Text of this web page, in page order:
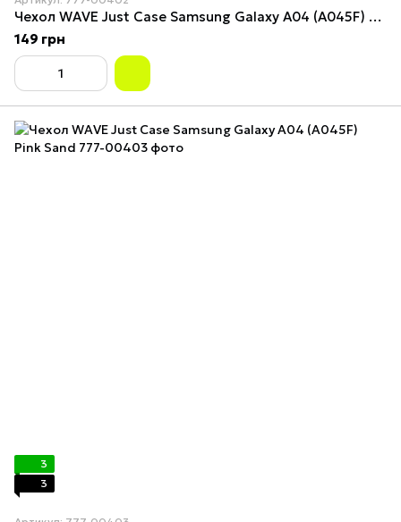
Чехол WAVE Just Case Samsung Galaxy A04 (A045F) Blue
149 грн
3
3